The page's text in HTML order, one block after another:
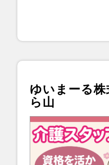
ゆいまーる
ら山